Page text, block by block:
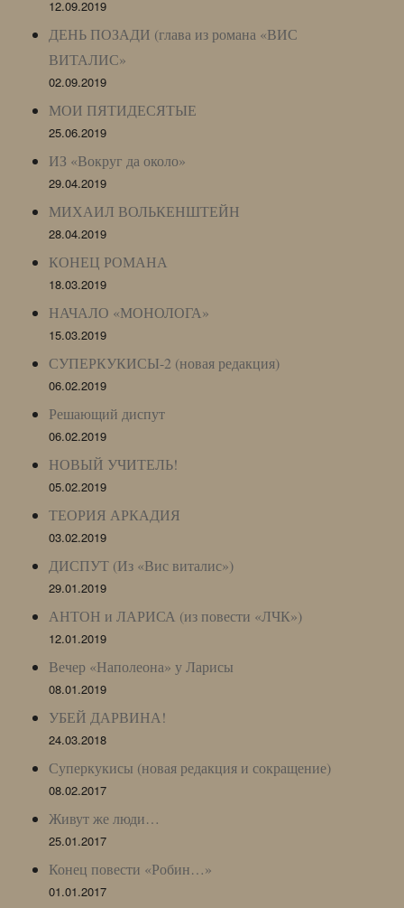
12.09.2019
ДЕНЬ ПОЗАДИ (глава из романа «ВИС
ВИТАЛИС»
02.09.2019
МОИ ПЯТИДЕСЯТЫЕ
25.06.2019
ИЗ «Вокруг да около»
29.04.2019
МИХАИЛ ВОЛЬКЕНШТЕЙН
28.04.2019
КОНЕЦ РОМАНА
18.03.2019
НАЧАЛО «МОНОЛОГА»
15.03.2019
СУПЕРКУКИСЫ-2 (новая редакция)
06.02.2019
Решающий диспут
06.02.2019
НОВЫЙ УЧИТЕЛЬ!
05.02.2019
ТЕОРИЯ АРКАДИЯ
03.02.2019
ДИСПУТ (Из «Вис виталис»)
29.01.2019
АНТОН и ЛАРИСА (из повести «ЛЧК»)
12.01.2019
Вечер «Наполеона» у Ларисы
08.01.2019
УБЕЙ ДАРВИНА!
24.03.2018
Суперкукисы (новая редакция и сокращение)
08.02.2017
Живут же люди…
25.01.2017
Конец повести «Робин…»
01.01.2017